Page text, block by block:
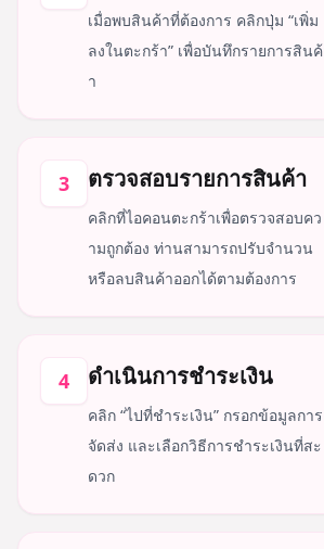
เมื่อพบสินค้าที่ต้องการ คลิกปุ่ม “เพิ่ม
ลงในตะกร้า” เพื่อบันทึกรายการสินค้
า
3 ตรวจสอบรายการสินค้า
คลิกที่ไอคอนตะกร้าเพื่อตรวจสอบคว
ามถูกต้อง ท่านสามารถปรับจำนวน
หรือลบสินค้าออกได้ตามต้องการ
4 ดำเนินการชำระเงิน
คลิก “ไปที่ชำระเงิน” กรอกข้อมูลการ
จัดส่ง และเลือกวิธีการชำระเงินที่สะ
ดวก